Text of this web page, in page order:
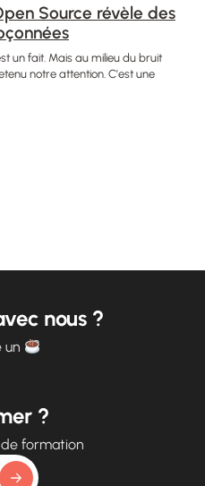
Source révèle des
un fait. Mais au milieu du bruit
notre attention. C'est une
nous ?
un
?
formation